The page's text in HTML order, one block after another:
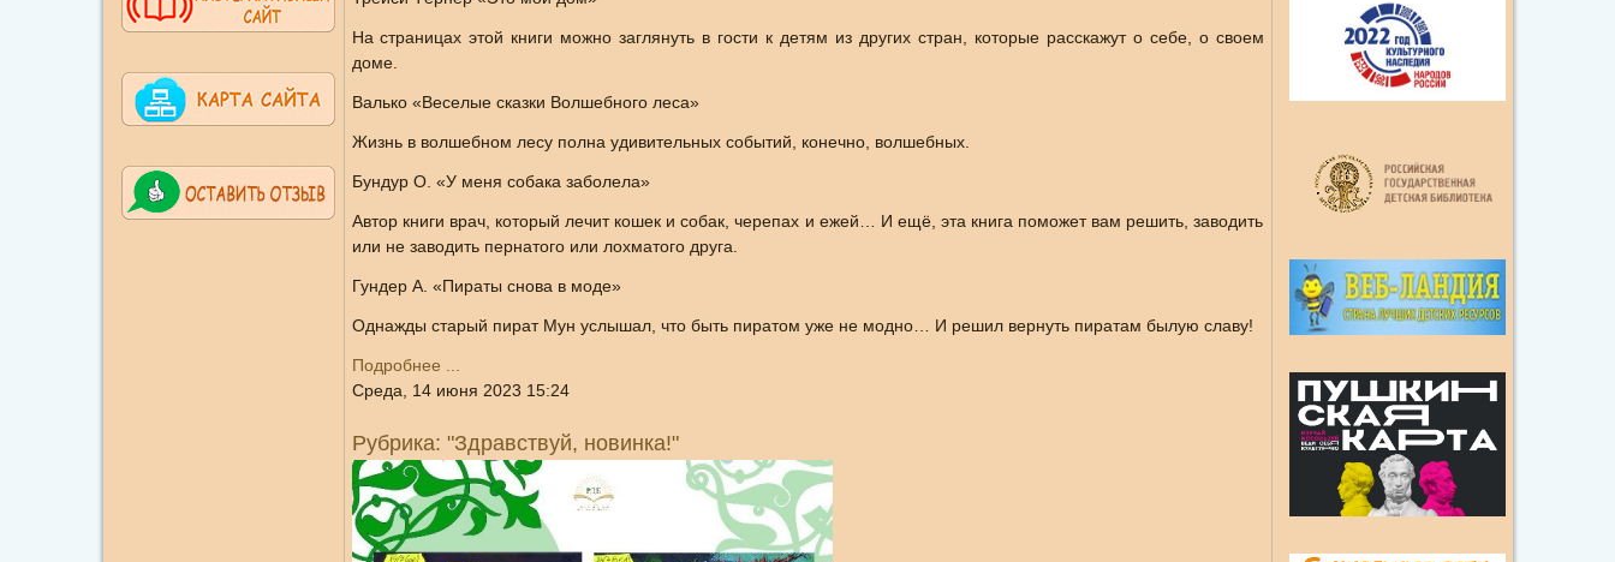
На страницах этой книги можно заглянуть в гости к детям из других стран, которые расскажут о себе, о своем
доме.
Валько «Веселые сказки Волшебного леса»
Жизнь в волшебном лесу полна удивительных событий, конечно, волшебных.
Бундур О. «У меня собака заболела»
Автор книги врач, который лечит кошек и собак, черепах и ежей… И ещё, эта книга поможет вам решить, заводить
или не заводить пернатого или лохматого друга.
Гундер А. «Пираты снова в моде»
Однажды старый пират Мун услышал, что быть пиратом уже не модно… И решил вернуть пиратам былую славу!
Подробнее ...
Среда, 14 июня 2023 15:24
Рубрика: "Здравствуй, новинка!"